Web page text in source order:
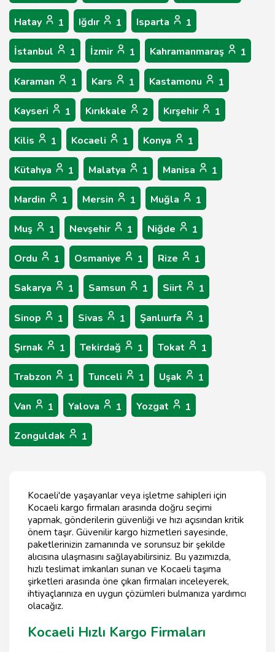
Hatay 1 Iğdır 1 Isparta 1
İstanbul 1 İzmir 1 Kahramanmaraş 1
Karaman 1 Kars 1 Kastamonu 1
Kayseri 1 Kırıkkale 2 Kırşehir 1
Kilis 1 Kocaeli 1 Konya 1
Kütahya 1 Malatya 1 Manisa 1
Mardin 1 Mersin 1 Muğla 1
Muş 1 Nevşehir 1 Niğde 1
Ordu 1 Osmaniye 1 Rize 1
Sakarya 1 Samsun 1 Siirt 1
Sinop 1 Sivas 1 Şanlıurfa 1
Şırnak 1 Tekirdağ 1 Tokat 1
Trabzon 1 Tunceli 1 Uşak 1
Van 1 Yalova 1 Yozgat 1
Zonguldak 1
Kocaeli'de yaşayanlar veya işletme sahipleri için
Kocaeli kargo firmaları arasında doğru seçimi
yapmak, gönderilerin güvenliği ve hızı açısından kritik
önem taşır. Güvenilir kargo hizmetleri sayesinde,
paketlerinizin zamanında ve sorunsuz bir şekilde
alıcısına ulaşmasını sağlayabilirsiniz. Bu yazımızda,
hızlı teslimat imkanları sunan ve Kocaeli taşıma
şirketleri arasında öne çıkan firmaları inceleyerek,
ihtiyaçlarınıza en uygun çözümleri bulmanıza yardımcı
olacağız.
Kocaeli Hızlı Kargo Firmaları